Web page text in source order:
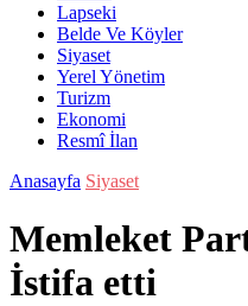
Lapseki
Belde Ve Köyler
Siyaset
Yerel Yönetim
Turizm
Ekonomi
Resmî İlan
Anasayfa Siyaset
Memleket
İstifa etti